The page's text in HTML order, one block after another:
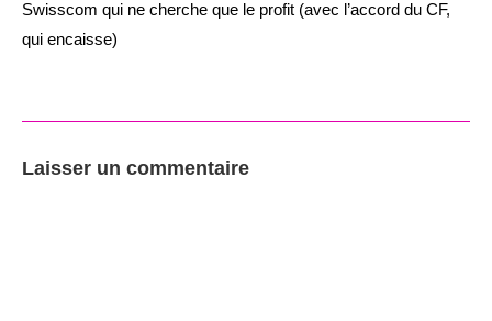
Swisscom qui ne cherche que le profit (avec l’accord du CF,
qui encaisse)
Laisser un commentaire